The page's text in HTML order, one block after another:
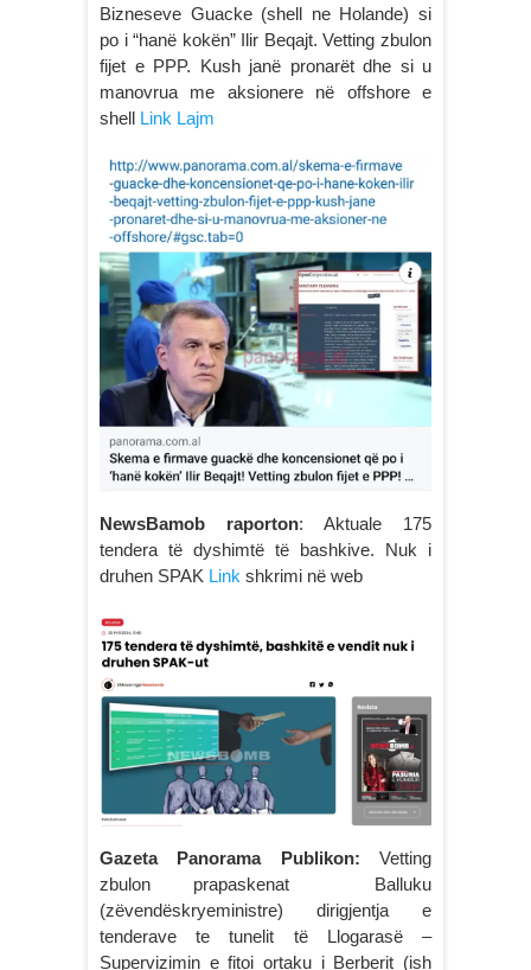
Bizneseve Guacke (shell ne Holande) si
po i “hanë kokën” Ilir Beqajt. Vetting zbulon
fijet e PPP. Kush janë pronarët dhe si u
manovrua me aksionere në offshore e
shell
Link Lajm
NewsBamob raporton: Aktuale 175
tendera të dyshimtë të bashkive. Nuk i
druhen SPAK Link shkrimi në web
Gazeta Panorama Publikon: Vetting
zbulon prapaskenat Balluku
(zëvendëskryeministre) dirigjentja e
tenderave te tunelit të Llogarasë –
Supervizimin e fitoi ortaku i Berberit (ish